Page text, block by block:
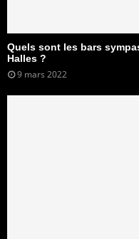
Quels sont les bars
Halles ?
9 mars 2022